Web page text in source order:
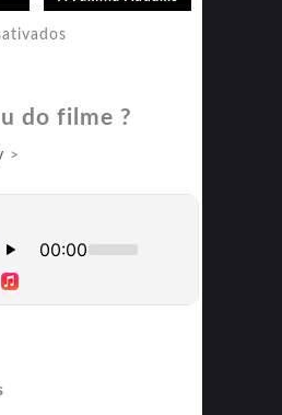
Addams
do filme ?
>